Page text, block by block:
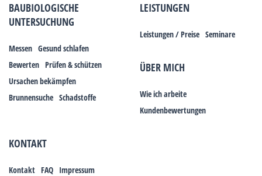
BAUBIOLOGISCHE
UNTERSUCHUNG
Messen Gesund schlafen
Bewerten Prüfen & schützen
Ursachen bekämpfen
Brunnensuche Schadstoffe
LEISTUNGEN
Leistungen / Preise Seminare
ÜBER MICH
Wie ich arbeite
Kundenbewertungen
KONTAKT
Kontakt FAQ Impressum